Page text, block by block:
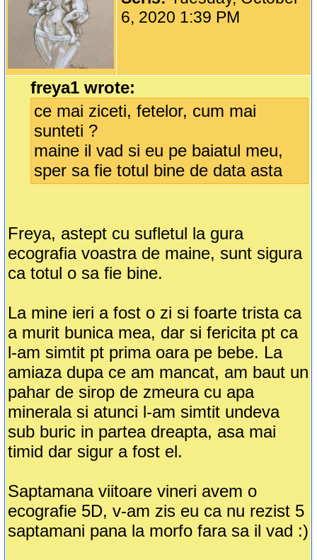
6, 2020 1:39 PM
freya1 wrote:
ce mai ziceti, fetelor, cum mai
sunteti ?
maine il vad si eu pe baiatul meu,
sper sa fie totul bine de data asta
Freya, astept cu sufletul la gura
ecografia voastra de maine, sunt sigura
ca totul o sa fie bine.
La mine ieri a fost o zi si foarte trista ca
a murit bunica mea, dar si fericita pt ca
l-am simtit pt prima oara pe bebe. La
amiaza dupa ce am mancat, am baut un
pahar de sirop de zmeura cu apa
minerala si atunci l-am simtit undeva
sub buric in partea dreapta, asa mai
timid dar sigur a fost el.
Saptamana viitoare vineri avem o
ecografie 5D, v-am zis eu ca nu rezist 5
saptamani pana la morfo fara sa il vad :)